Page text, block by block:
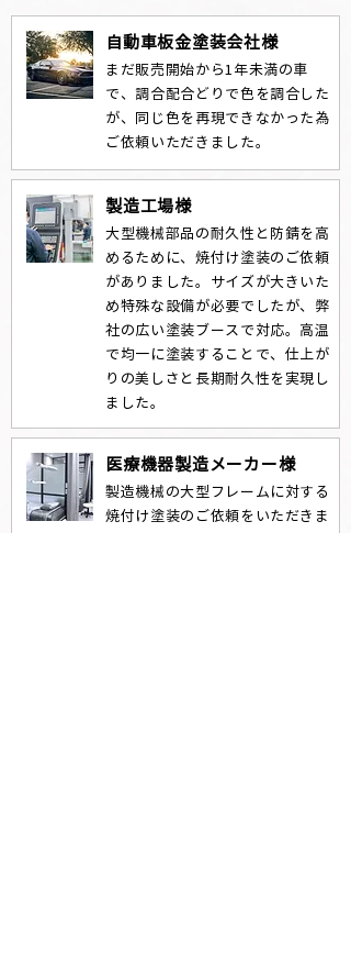
自動車板金塗装会社様
まだ販売開始から1年未満の車
で、調合配合どりで色を調合した
が、同じ色を再現できなかった為
ご依頼いただきました。
製造工場様
大型機械部品の耐久性と防錆を高
めるために、焼付け塗装のご依頼
がありました。サイズが大きいた
め特殊な設備が必要でしたが、弊
社の広い塗装ブースで対応。高温
で均一に塗装することで、仕上が
りの美しさと長期耐久性を実現し
ました。
医療機器製造メーカー様
製造機械の大型フレームに対する
焼付け塗装のご依頼をいただきま